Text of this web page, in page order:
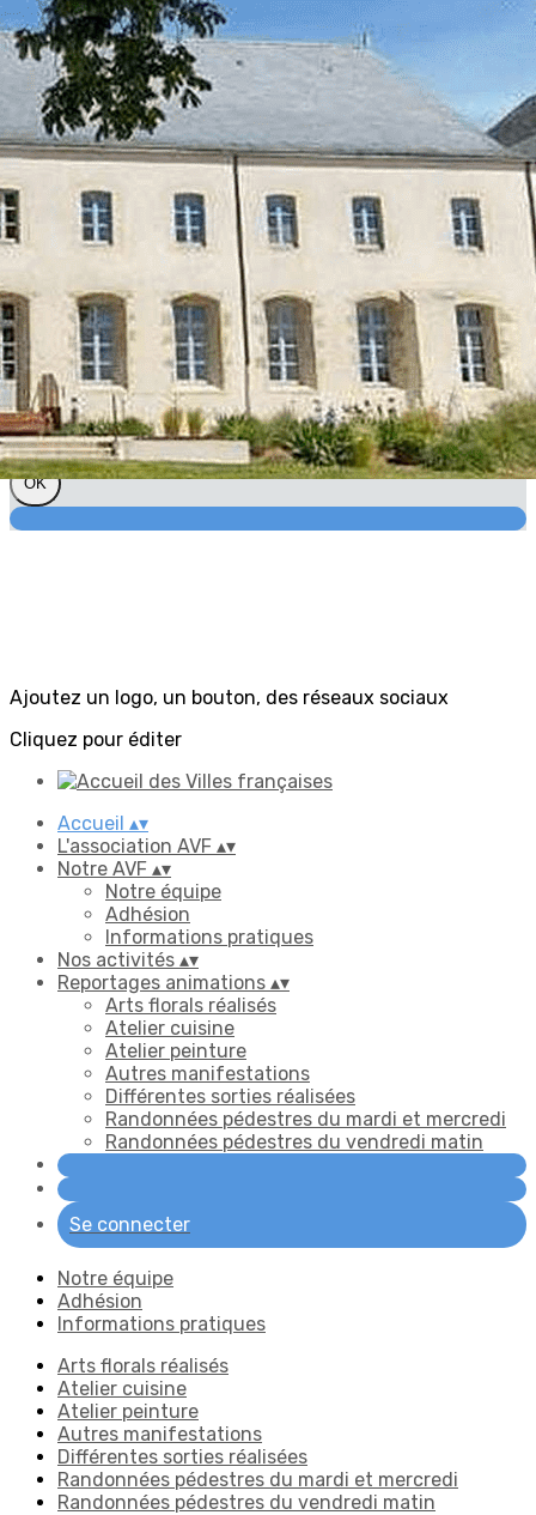
Exporter les lignes sélectionnées
Exporter toutes les colonnes
Exporter uniquement les colonnes affichées
Menu
?>
Images de la page d'accueil
Cliquez pour éditer
Texte, bouton et/ou inscription à la newsletter
Cliquez pour éditer
Bien dans la vie, bien dans sa
ville avec l'AVF
Je m'abonne à la newsletter
OK
Ajoutez un logo, un bouton, des réseaux sociaux
Cliquez pour éditer
Accueil ▴▾
L'association AVF ▴▾
Notre AVF ▴▾
Notre équipe
Adhésion
Informations pratiques
Nos activités ▴▾
Reportages animations ▴▾
Arts florals réalisés
Atelier cuisine
Atelier peinture
Autres manifestations
Différentes sorties réalisées
Randonnées pédestres du mardi et mercredi
Randonnées pédestres du vendredi matin
Se connecter
Notre équipe
Adhésion
Informations pratiques
Arts florals réalisés
Atelier cuisine
Atelier peinture
Autres manifestations
Différentes sorties réalisées
Randonnées pédestres du mardi et mercredi
Randonnées pédestres du vendredi matin